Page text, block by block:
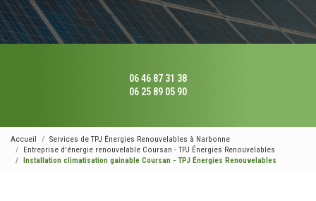
06 46 87 31 38
06 25 89 05 90
Accueil
Services de TPJ Énergies Renouvelables à Narbonne
Entreprise d'énergie renouvelable Coursan - TPJ Énergies Renouvelables
Installation climatisation gainable Coursan - TPJ Énergies Renouvelables